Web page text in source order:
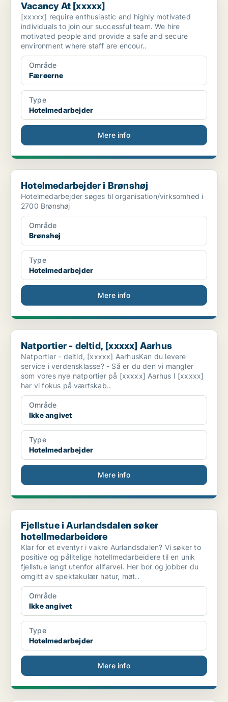
Vacancy At [xxxxx]
[xxxxx] require enthusiastic and highly motivated
individuals to join our successful team. We hire
motivated people and provide a safe and secure
environment where staff are encour..
Område
Færøerne
Type
Hotelmedarbejder
Mere info
Hotelmedarbejder i Brønshøj
Hotelmedarbejder i Brønshøj
Hotelmedarbejder søges til organisation/virksomhed i
2700 Brønshøj
Område
Brønshøj
Type
Hotelmedarbejder
Mere info
Natportier - deltid, [xxxxx] Aarhus
Natportier - deltid, [xxxxx] Aarhus
Natportier - deltid, [xxxxx] AarhusKan du levere
service i verdensklasse? - Så er du den vi mangler
som vores nye natportier på [xxxxx] Aarhus I [xxxxx]
har vi fokus på værtskab..
Område
Ikke angivet
Type
Hotelmedarbejder
Mere info
Fjellstue i Aurlandsdalen søker hotellmedarbeidere
Fjellstue i Aurlandsdalen søker
hotellmedarbeidere
Klar for et eventyr i vakre Aurlandsdalen? Vi søker to
positive og pålitelige hotellmedarbeidere til en unik
fjellstue langt utenfor allfarvei. Her bor og jobber du
omgitt av spektakulær natur, møt..
Område
Ikke angivet
Type
Hotelmedarbejder
Mere info